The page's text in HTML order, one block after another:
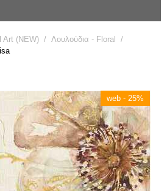
Art (NEW) / Λουλούδια - Floral
/
web - 25%